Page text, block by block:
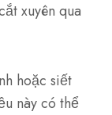
xuyên qua
hoặc siết
này có thể